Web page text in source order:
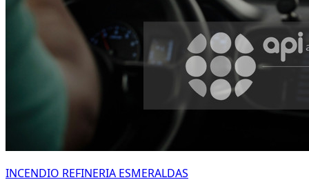
INCENDIO REFINERIA ESMERALDAS